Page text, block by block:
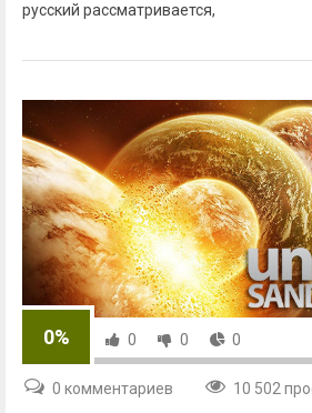
русский рассматривается,
0% 0 0 0
0 комментариев
10 502